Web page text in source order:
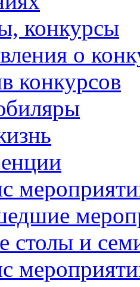
конкурсы
о
конкурсов
столы и